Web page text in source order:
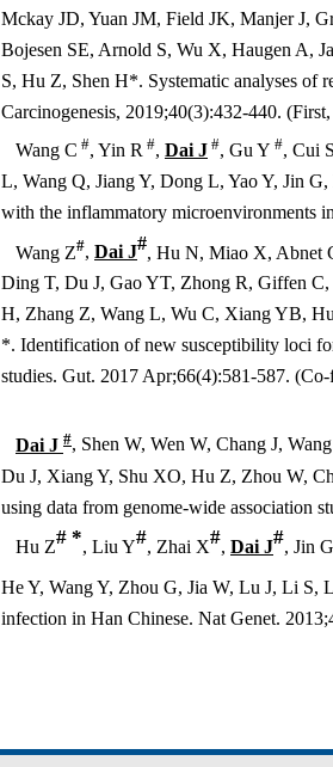
Mckay JD, Yuan JM, Field JK, Manjer J,
Bojesen SE, Arnold S, Wu X, Haugen A,
S, Hu Z, Shen H*. Systematic analyses of
Carcinogenesis, 2019;40(3):432-440.
Wang C #, Yin R #, Dai J #, Gu Y #, Cui S
L, Wang Q, Jiang Y, Dong L, Yao Y, Jin
with the inflammatory microenvironments
Wang Z#, Dai J# , Hu N, Miao X, Abnet
Ding T, Du J, Gao YT, Zhong R, Giffen
H, Zhang Z, Wang L, Wu C, Xiang YB,
*. Identification of new susceptibility loci
studies. Gut. 2017 Apr;66(4):581-587.
Dai J #, Shen W, Wen W, Chang J,
Du J, Xiang Y, Shu XO, Hu Z, Zhou W,
using data from genome-wide association
Hu Z# *, Liu Y#, Zhai X#, Dai J#, Jin G
He Y, Wang Y, Zhou G, Jia W, Lu J, Li S,
infection in Han Chinese. Nat Genet.